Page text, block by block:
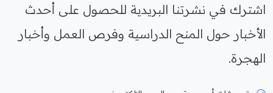
اشترك في نشرتنا البريدية للحصول على أحدث
الأخبار حول المنح الدراسية وفرص العمل وأخبار
الهجرة.